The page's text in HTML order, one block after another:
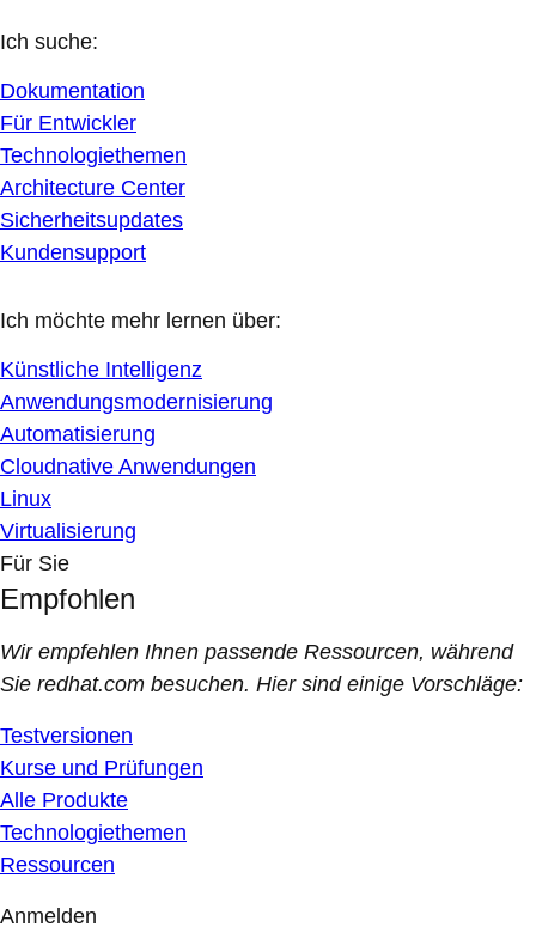
Ich suche:
Dokumentation
Für Entwickler
Technologiethemen
Architecture Center
Sicherheitsupdates
Kundensupport
Ich möchte mehr lernen über:
Künstliche Intelligenz
Anwendungsmodernisierung
Automatisierung
Cloudnative Anwendungen
Linux
Virtualisierung
Für Sie
Empfohlen
Wir empfehlen Ihnen passende Ressourcen, während
Sie redhat.com besuchen. Hier sind einige Vorschläge:
Testversionen
Kurse und Prüfungen
Alle Produkte
Technologiethemen
Ressourcen
Anmelden